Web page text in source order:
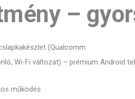
–
(Qualcomm
Wi-Fi változat) – prémium Android
működés